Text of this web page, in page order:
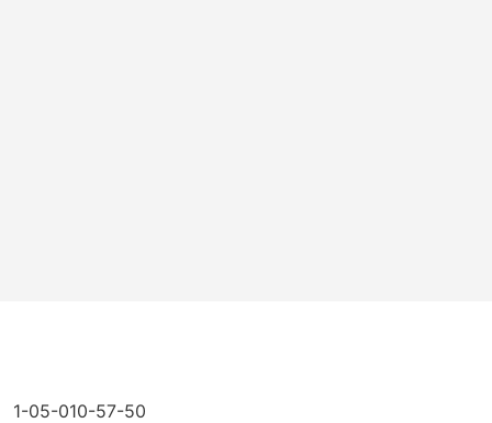
1-05-010-57-50